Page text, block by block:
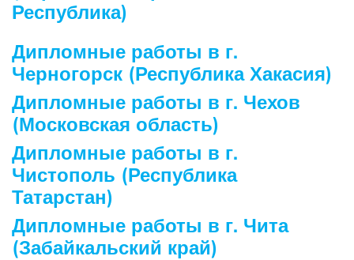
Республика)
Дипломные работы в г.
Черногорск (Республика Хакасия)
Дипломные работы в г. Чехов
(Московская область)
Дипломные работы в г.
Чистополь (Республика
Татарстан)
Дипломные работы в г. Чита
(Забайкальский край)